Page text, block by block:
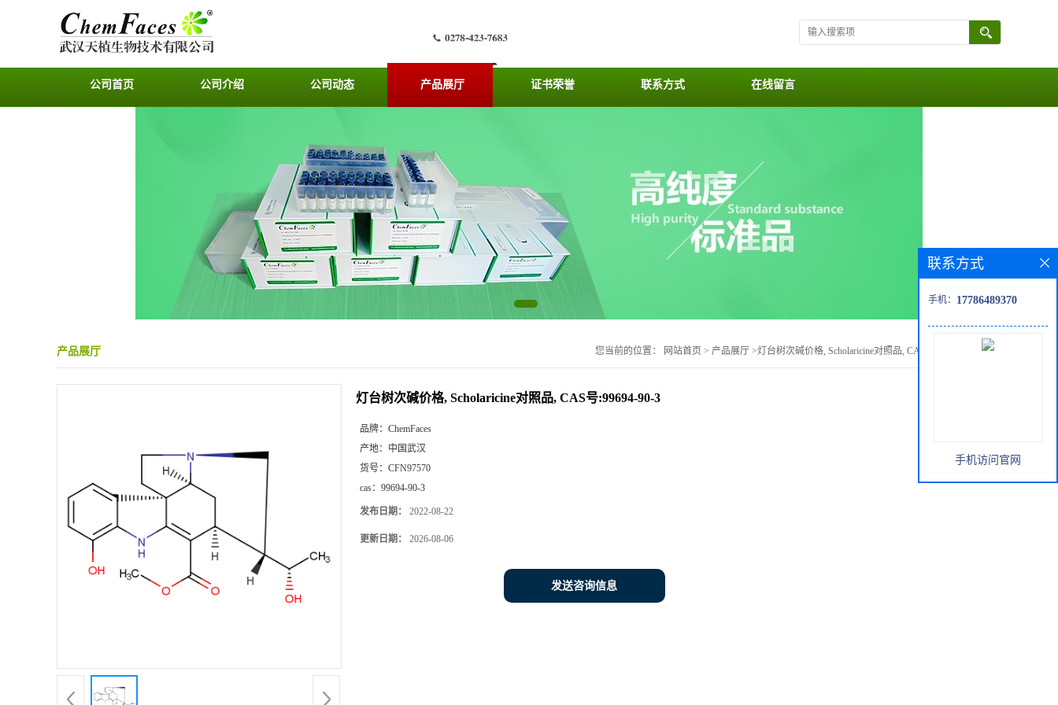
公司首页 公司介绍 公司动态 产品展厅 证书荣誉 联系方式 在线留言
产品展厅 您当前的位置： 网站首页 > 产品展厅 >灯台树次碱价格, Scholaricine对照品, CAS号:99694-90-3
灯台树次碱价格, Scholaricine对照品, CAS号:99694-90-3
品牌： ChemFaces
产地： 中国武汉
货号： CFN97570
cas： 99694-90-3
发布日期： 2022-08-22
更新日期： 2026-08-06
发送咨询信息
联系方式
手机： 17786489370
手机访问官网